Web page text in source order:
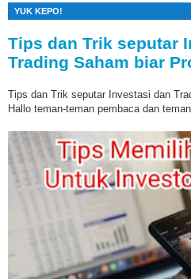
YUK KEPO!
Tips dan Trik seputar
Trading Saham biar
Tips dan Trik seputar Investasi dan
Hallo teman-teman pembaca dan